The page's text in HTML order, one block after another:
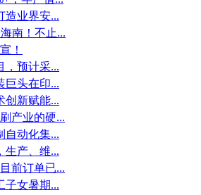
造业界安...
南！不止...
！
，预计采...
巨头在印...
创新赋能...
产业的硬...
自动化集...
生产、维...
前订单已...
女暑期...